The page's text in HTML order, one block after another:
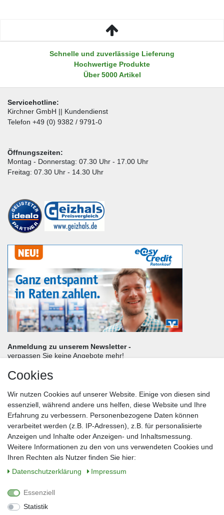
Schnelle und zuverlässige Lieferung
Hochwertige Produkte
Über 5000 Artikel
Servicehotline:
Kirchner GmbH || Kundendienst
Telefon +49 (0) 9382 / 9791-0
Öffnungszeiten:
Montag - Donnerstag: 07.30 Uhr - 17.00 Uhr
Freitag: 07.30 Uhr - 14.30 Uhr
Anmeldung zu unserem Newsletter -
verpassen Sie keine Angebote mehr!
Nachname*
E-Mail*
Sie können den Newsletter jederzeit kostenlos abbestellen.
** gilt für Lieferungen innerhalb Deutschlands, Lieferzeiten für andere Länder
Cookies
Wir nutzen Cookies auf unserer Website. Einige von diesen sind
essenziell, während andere uns helfen, diese Website und Ihre
Erfahrung zu verbessern. Personenbezogene Daten können
verarbeitet werden (z.B. IP-Adressen), z.B. für personalisierte
Anzeigen und Inhalte oder Anzeigen- und Inhaltsmessung.
Weitere Informationen zu den von uns verwendeten Cookies und
Ihren Rechten als Nutzer finden Sie hier:
Daten­schutz­erklärung
Impressum
Essenziell
Statistik